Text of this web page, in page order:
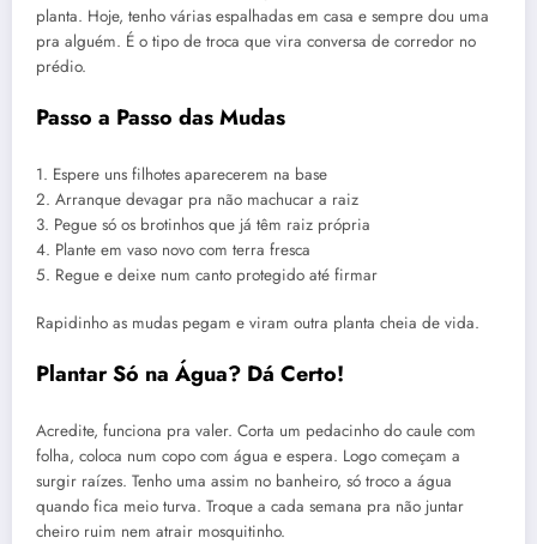
planta. Hoje, tenho várias espalhadas em casa e sempre dou uma
pra alguém. É o tipo de troca que vira conversa de corredor no
prédio.
Passo a Passo das Mudas
1. Espere uns filhotes aparecerem na base
2. Arranque devagar pra não machucar a raiz
3. Pegue só os brotinhos que já têm raiz própria
4. Plante em vaso novo com terra fresca
5. Regue e deixe num canto protegido até firmar
Rapidinho as mudas pegam e viram outra planta cheia de vida.
Plantar Só na Água? Dá Certo!
Acredite, funciona pra valer. Corta um pedacinho do caule com
folha, coloca num copo com água e espera. Logo começam a
surgir raízes. Tenho uma assim no banheiro, só troco a água
quando fica meio turva. Troque a cada semana pra não juntar
cheiro ruim nem atrair mosquitinho.